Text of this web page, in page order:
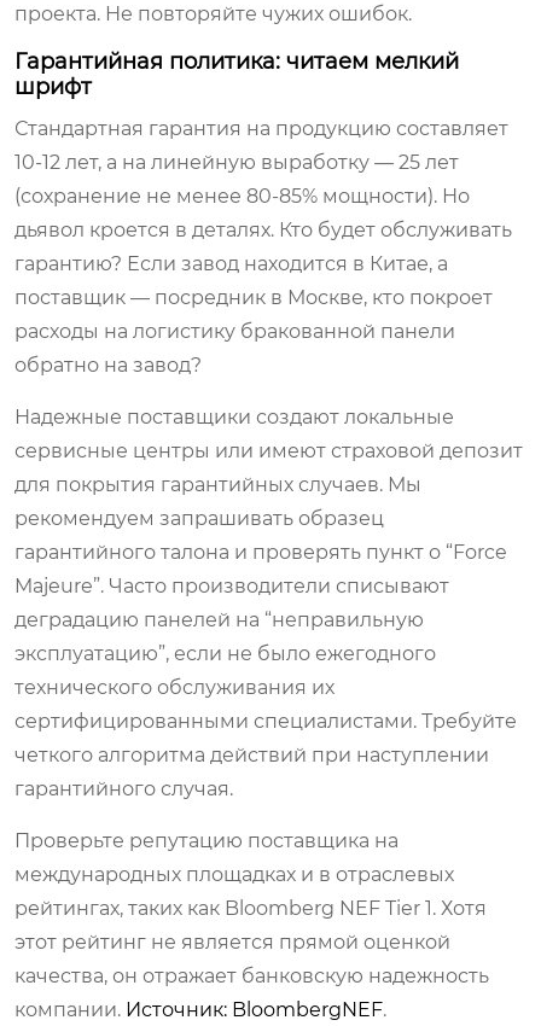
проекта. Не повторяйте чужих ошибок.
Гарантийная политика: читаем мелкий
шрифт
Стандартная гарантия на продукцию составляет
10-12 лет, а на линейную выработку — 25 лет
(сохранение не менее 80-85% мощности). Но
дьявол кроется в деталях. Кто будет обслуживать
гарантию? Если завод находится в Китае, а
поставщик — посредник в Москве, кто покроет
расходы на логистику бракованной панели
обратно на завод?
Надежные поставщики создают локальные
сервисные центры или имеют страховой депозит
для покрытия гарантийных случаев. Мы
рекомендуем запрашивать образец
гарантийного талона и проверять пункт о “Force
Majeure”. Часто производители списывают
деградацию панелей на “неправильную
эксплуатацию”, если не было ежегодного
технического обслуживания их
сертифицированными специалистами. Требуйте
четкого алгоритма действий при наступлении
гарантийного случая.
Проверьте репутацию поставщика на
международных площадках и в отраслевых
рейтингах, таких как Bloomberg NEF Tier 1. Хотя
этот рейтинг не является прямой оценкой
качества, он отражает банковскую надежность
компании. Источник: BloombergNEF.